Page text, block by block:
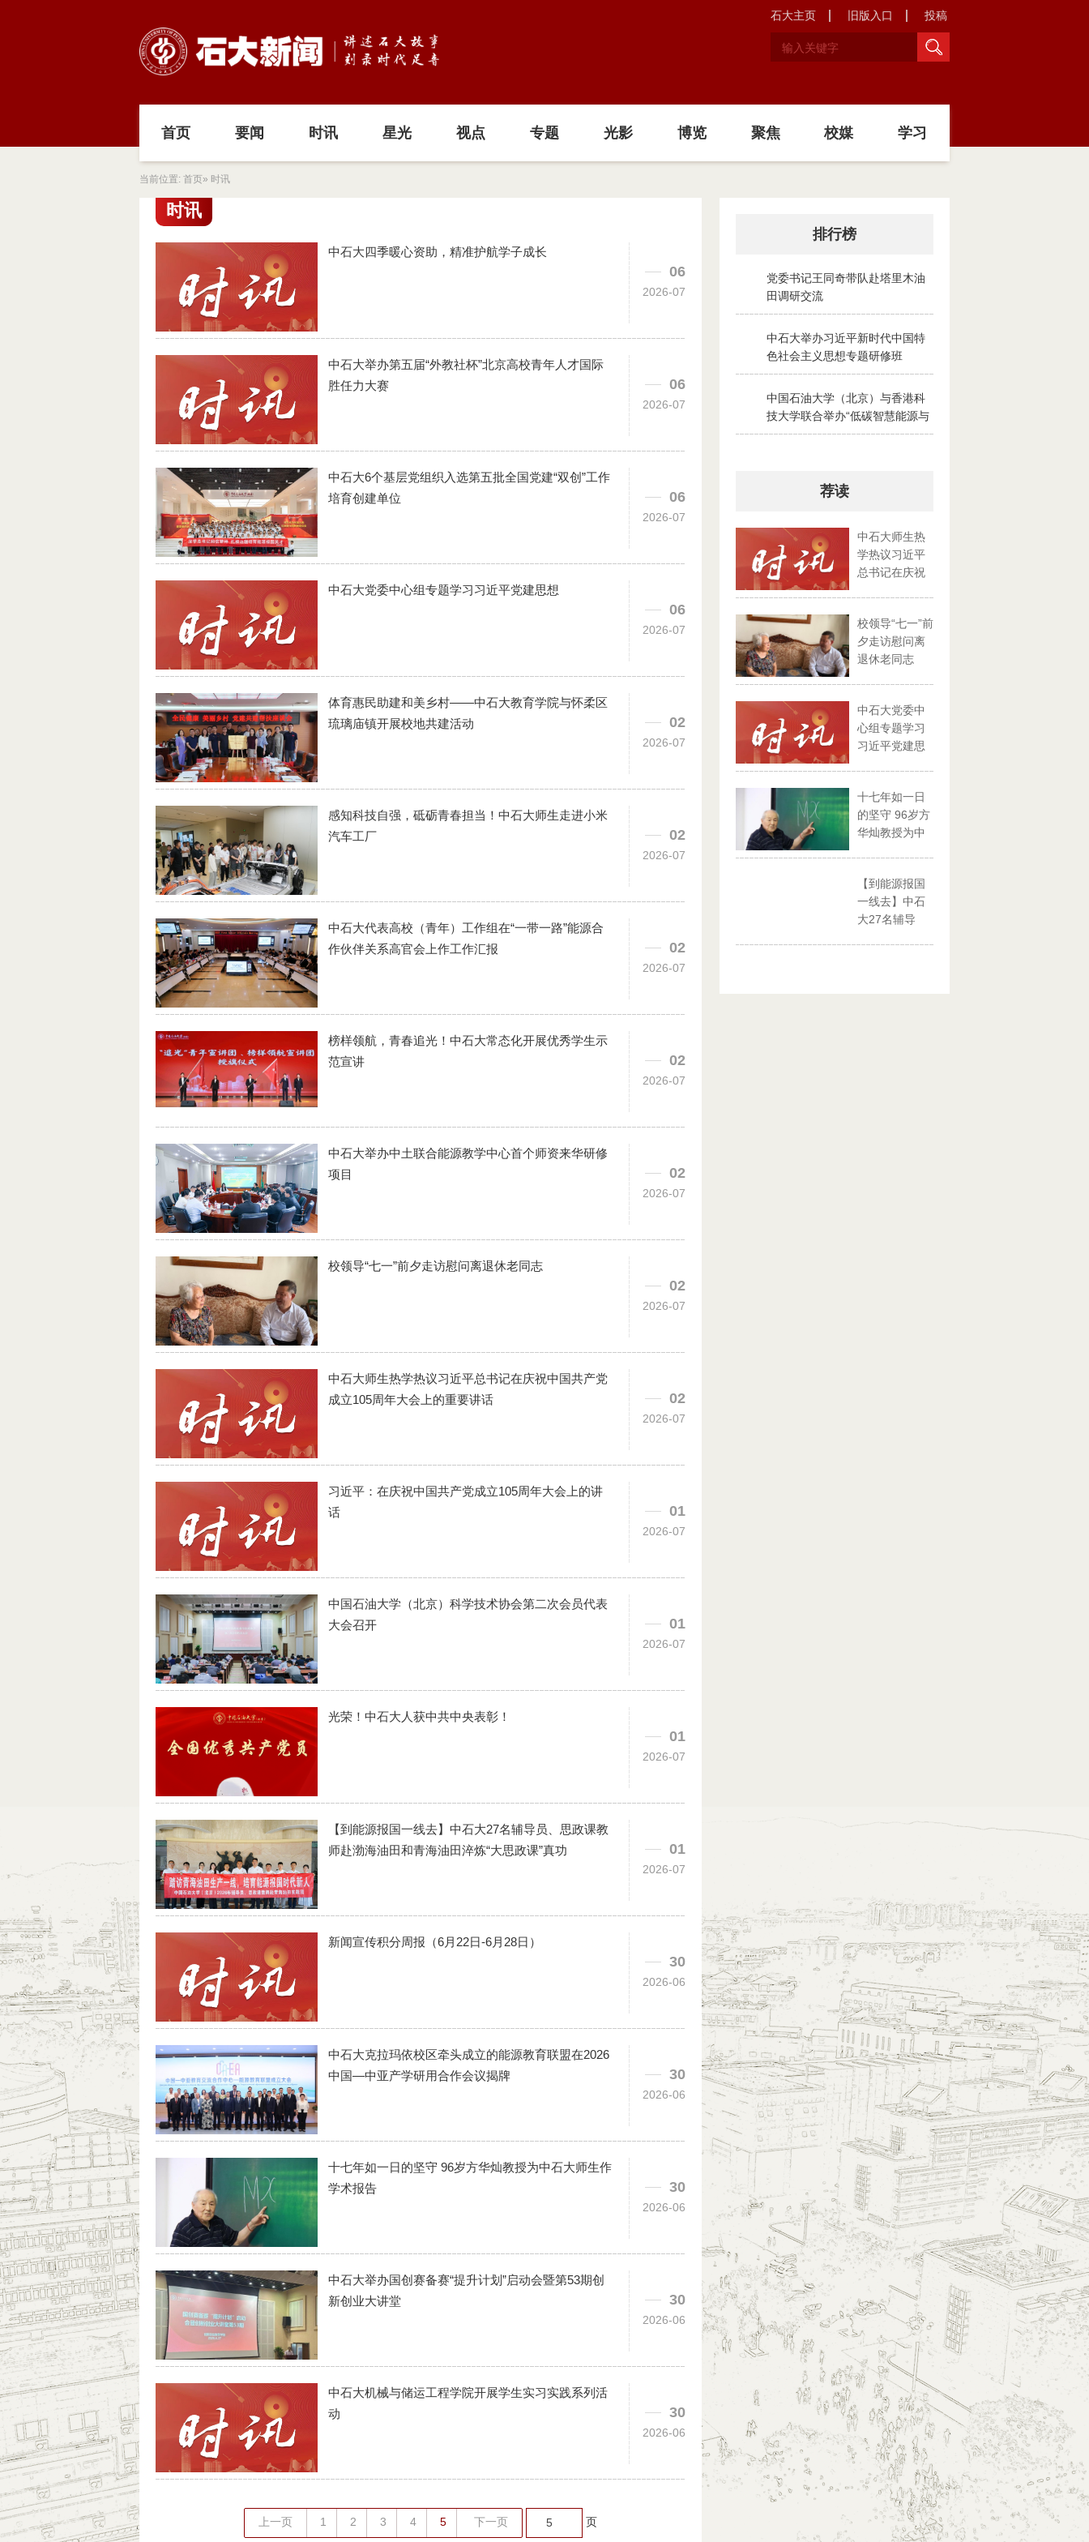
石大主页 旧版入口 投稿
首页 要闻 时讯 星光 视点 专题 光影 博览 聚焦 校媒 学习
当前位置: 首页» 时讯
时讯
06
2026-07
中石大四季暖心资助，精准护航学子成长
06
2026-07
中石大举办第五届“外教社杯”北京高校青年人才国际
胜任力大赛
06
2026-07
中石大6个基层党组织入选第五批全国党建“双创”工作
培育创建单位
06
2026-07
中石大党委中心组专题学习习近平党建思想
02
2026-07
体育惠民助建和美乡村——中石大教育学院与怀柔区
琉璃庙镇开展校地共建活动
02
2026-07
感知科技自强，砥砺青春担当！中石大师生走进小米
汽车工厂
02
2026-07
中石大代表高校（青年）工作组在“一带一路”能源合
作伙伴关系高官会上作工作汇报
02
2026-07
榜样领航，青春追光！中石大常态化开展优秀学生示
范宣讲
02
2026-07
中石大举办中土联合能源教学中心首个师资来华研修
项目
02
2026-07
校领导“七一”前夕走访慰问离退休老同志
02
2026-07
中石大师生热学热议习近平总书记在庆祝中国共产党
成立105周年大会上的重要讲话
01
2026-07
习近平：在庆祝中国共产党成立105周年大会上的讲
话
01
2026-07
中国石油大学（北京）科学技术协会第二次会员代表
大会召开
01
2026-07
光荣！中石大人获中共中央表彰！
01
2026-07
【到能源报国一线去】中石大27名辅导员、思政课教
师赴渤海油田和青海油田淬炼“大思政课”真功
30
2026-06
新闻宣传积分周报（6月22日-6月28日）
30
2026-06
中石大克拉玛依校区牵头成立的能源教育联盟在2026
中国—中亚产学研用合作会议揭牌
30
2026-06
十七年如一日的坚守 96岁方华灿教授为中石大师生作
学术报告
30
2026-06
中石大举办国创赛备赛“提升计划”启动会暨第53期创
新创业大讲堂
30
2026-06
中石大机械与储运工程学院开展学生实习实践系列活
动
上一页 1 2 3 4 5 下一页 5 页
排行榜
党委书记王同奇带队赴塔里木油
田调研交流
2026-08-02
中石大举办习近平新时代中国特
色社会主义思想专题研修班
2026-07-28
中国石油大学（北京）与香港科
技大学联合举办“低碳智慧能源与
绿色碳循环”京港夏令营
荐读
中石大师生热
学热议习近平
总书记在庆祝
校领导“七一”前
夕走访慰问离
退休老同志
中石大党委中
心组专题学习
习近平党建思
十七年如一日
的坚守 96岁方
华灿教授为中
【到能源报国
一线去】中石
大27名辅导